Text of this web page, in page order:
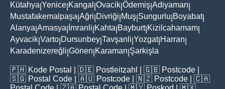
Kütahya Yenice Kangal Ovacik Ödemiş Adiyaman
Mustafakemalpaşa Ağri Divriği Muş Sungurlu Boyabat|
Alanya Amasya İmranli Kahta Bayburt| Kizilcahamam
Ayvacik Varto Dursunbey Tavşanli Yozgat| Harran
Karadenizereğli Gönen Karaman Şarkişla
🇵🇭 Kode Postal | 🇩🇪 Postleitzahl | 🇬🇧 Postcode
🇸🇬 Postal Code | 🇦🇺 Postcode | 🇳🇿 Postcode | 🇨🇦